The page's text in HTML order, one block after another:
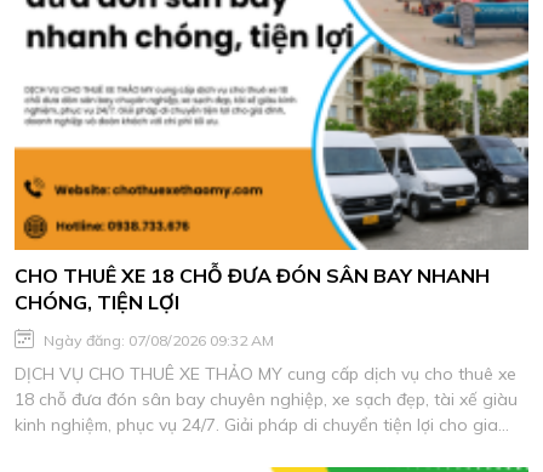
CHO THUÊ XE 18 CHỖ ĐƯA ĐÓN SÂN BAY NHANH
CHÓNG, TIỆN LỢI
Ngày đăng: 07/08/2026 09:32 AM
DỊCH VỤ CHO THUÊ XE THẢO MY cung cấp dịch vụ cho thuê xe
18 chỗ đưa đón sân bay chuyên nghiệp, xe sạch đẹp, tài xế giàu
kinh nghiệm, phục vụ 24/7. Giải pháp di chuyển tiện lợi cho gia